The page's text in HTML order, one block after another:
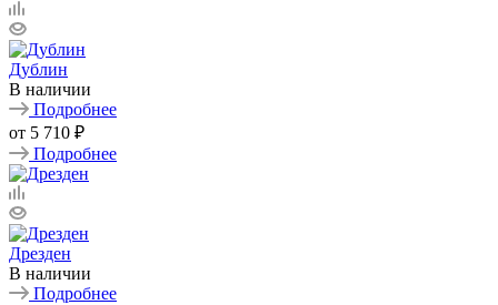
Дублин
В наличии
Подробнее
от 5 710 ₽
Подробнее
Дрезден
В наличии
Подробнее